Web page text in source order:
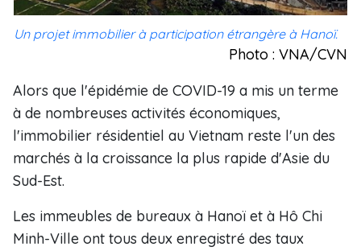
Un projet immobilier à participation étrangère à Hanoï.
Photo : VNA/CVN
Alors que l'épidémie de COVID-19 a mis un terme
à de nombreuses activités économiques,
l'immobilier résidentiel au Vietnam reste l'un des
marchés à la croissance la plus rapide d'Asie du
Sud-Est.
Les immeubles de bureaux à Hanoï et à Hô Chi
Minh-Ville ont tous deux enregistré des taux